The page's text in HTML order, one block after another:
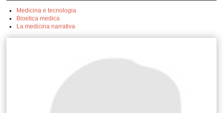
Medicina e tecnologia
Bioetica medica
La medicina narrativa